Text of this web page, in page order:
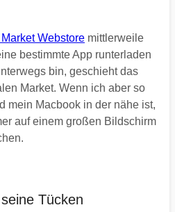
Webstore mittlerweile
bestimmte App runterladen
bin, geschieht das
Market. Wenn ich aber so
mein Macbook in der nähe ist,
auf einem großen Bildschirm
Tücken